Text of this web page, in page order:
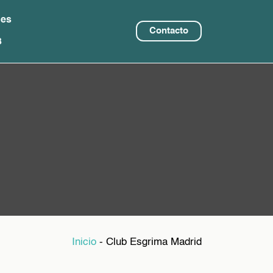
Contacto
Inicio - Club Esgrima Madrid